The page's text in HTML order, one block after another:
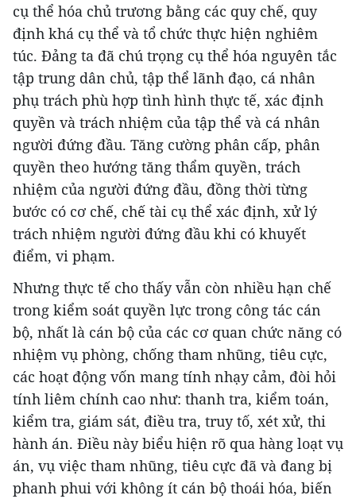
cụ thể hóa chủ trương bằng các quy chế, quy
định khá cụ thể và tổ chức thực hiện nghiêm
túc. Đảng ta đã chú trọng cụ thể hóa nguyên tắc
tập trung dân chủ, tập thể lãnh đạo, cá nhân
phụ trách phù hợp tình hình thực tế, xác định
quyền và trách nhiệm của tập thể và cá nhân
người đứng đầu. Tăng cường phân cấp, phân
quyền theo hướng tăng thẩm quyền, trách
nhiệm của người đứng đầu, đồng thời từng
bước có cơ chế, chế tài cụ thể xác định, xử lý
trách nhiệm người đứng đầu khi có khuyết
điểm, vi phạm.
Nhưng thực tế cho thấy vẫn còn nhiều hạn chế
trong kiểm soát quyền lực trong công tác cán
bộ, nhất là cán bộ của các cơ quan chức năng có
nhiệm vụ phòng, chống tham nhũng, tiêu cực,
các hoạt động vốn mang tính nhạy cảm, đòi hỏi
tính liêm chính cao như: thanh tra, kiểm toán,
kiểm tra, giám sát, điều tra, truy tố, xét xử, thi
hành án. Điều này biểu hiện rõ qua hàng loạt vụ
án, vụ việc tham nhũng, tiêu cực đã và đang bị
phanh phui với không ít cán bộ thoái hóa, biến